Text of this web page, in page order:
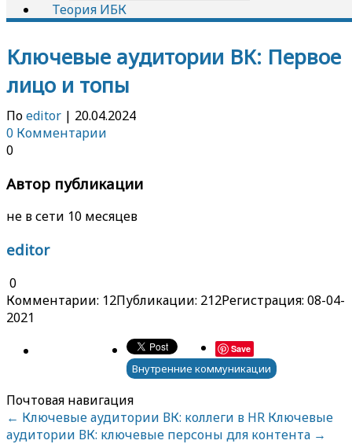
Теория ИБК
Ключевые аудитории ВК: Первое
лицо и топы
Поeditor | 20.04.2024
0 Комментарии
0
Автор публикации
не в сети 10 месяцев
editor
0
Комментарии: 12Публикации: 212Регистрация: 08-04-
2021
Save
Внутренние коммуникации
Почтовая навигация
← Ключевые аудитории ВК: коллеги в HR Ключевые
аудитории ВК: ключевые персоны для контента →